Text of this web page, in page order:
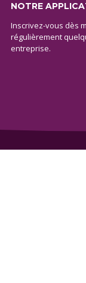
NOTRE
Inscrivez-vous dès
régulièrement
entreprise.